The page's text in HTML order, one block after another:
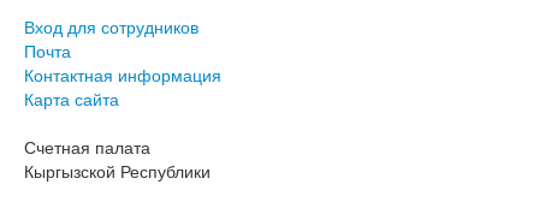
Вход для сотрудников
Почта
Контактная информация
Карта сайта
Счетная палата
Кыргызской Республики